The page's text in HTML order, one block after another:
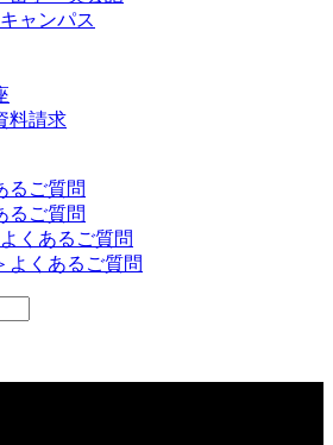
ャンパス
料請求
るご質問
るご質問
くあるご質問
よくあるご質問